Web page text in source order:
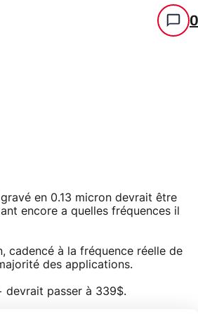
0
en 0.13 micron devrait être
encore a quelles fréquences il
cadencé à la fréquence réelle de
des applications.
devrait passer à 339$.